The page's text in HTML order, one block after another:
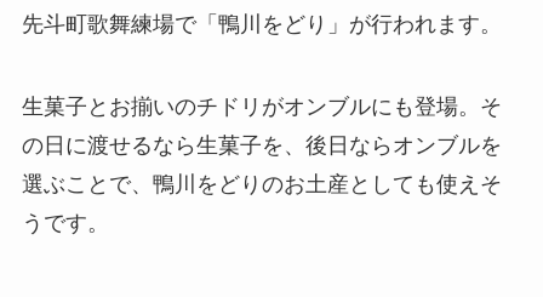
先斗町歌舞練場で「鴨川をどり」が行われます。
生菓子とお揃いのチドリがオンブルにも登場。そ
の日に渡せるなら生菓子を、後日ならオンブルを
選ぶことで、鴨川をどりのお土産としても使えそ
うです。